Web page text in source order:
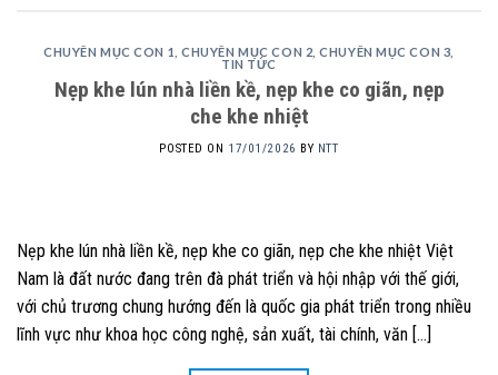
CHUYÊN MỤC CON 1 ,CHUYÊN MỤC CON 2 ,CHUYÊN MỤC CON 3
TIN TỨC
Nẹp khe lún nhà liền kề, nẹp khe co giãn, nẹp
che khe nhiệt
POSTED ON 17/01/2026 BY NTT
Nẹp khe lún nhà liền kề, nẹp khe co giãn, nẹp che khe nhiệt Việt
Nam là đất nước đang trên đà phát triển và hội nhập với thế giới,
với chủ trương chung hướng đến là quốc gia phát triển trong nhiều
lĩnh vực như khoa học công nghệ, sản xuất, tài chính, văn […]